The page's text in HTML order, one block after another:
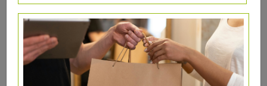
complet*], pâte à tartiner à la noisette et au cacao*
(35%) [sucre*, noisettes* (16%), huile de coco*, poudre
de lait écrémé*, huile de tournesol*, poudre de cacao
maigre* (7%), émulsifiant : lécithine de tournesol*],
chocolat en poudre* (14,8%) [sucre de canne*, cacao
en poudre*], son de blé*, sucre de canne*, sel.